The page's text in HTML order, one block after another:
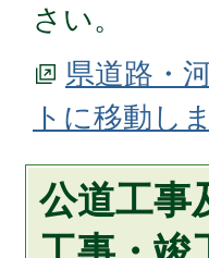
さい。
県道路・
トに移動し
公道工事